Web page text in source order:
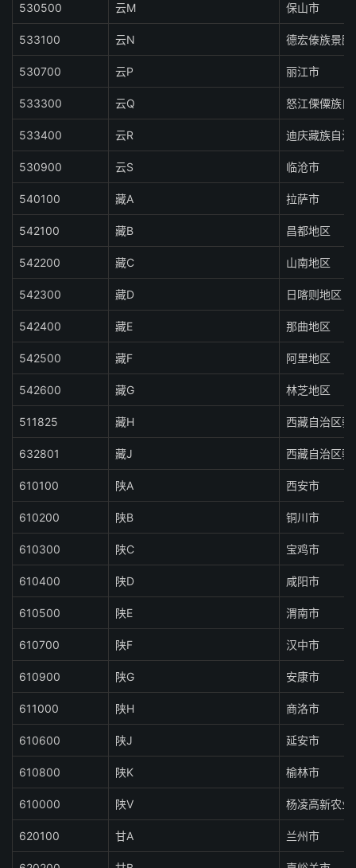
530500 云M 保山市
533100 云N 德宏傣族景颇
530700 云P 丽江市
533300 云Q 怒江傈僳族自
533400 云R 迪庆藏族自治
530900 云S 临沧市
540100 藏A 拉萨市
542100 藏B 昌都地区
542200 藏C 山南地区
542300 藏D 日喀则地区
542400 藏E 那曲地区
542500 藏F 阿里地区
542600 藏G 林芝地区
511825 藏H 西藏自治区
632801 藏J 西藏自治区
610100 陕A 西安市
610200 陕B 铜川市
610300 陕C 宝鸡市
610400 陕D 咸阳市
610500 陕E 渭南市
610700 陕F 汉中市
610900 陕G 安康市
611000 陕H 商洛市
610600 陕J 延安市
610800 陕K 榆林市
610000 陕V 杨凌高新农业
620100 甘A 兰州市